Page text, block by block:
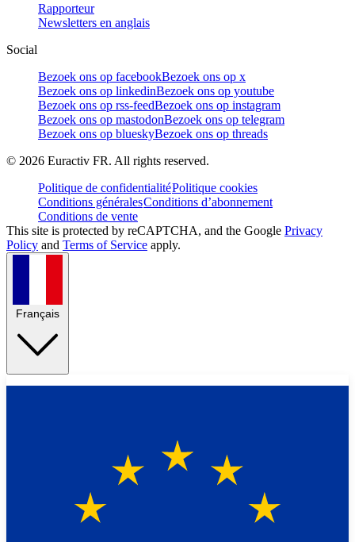
Rapporteur
Newsletters en anglais
Social
Bezoek ons op facebookBezoek ons op x
Bezoek ons op linkedinBezoek ons op youtube
Bezoek ons op rss-feedBezoek ons op instagram
Bezoek ons op mastodonBezoek ons op telegram
Bezoek ons op blueskyBezoek ons op threads
© 2026 Euractiv FR. All rights reserved.
Politique de confidentialitéPolitique cookies
Conditions généralesConditions d’abonnement
Conditions de vente
This site is protected by reCAPTCHA, and the Google Privacy
Policy and Terms of Service apply.
Français